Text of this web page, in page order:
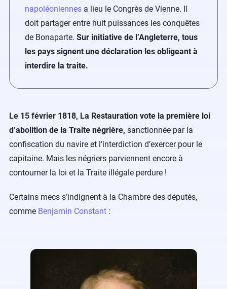
napoléoniennes a lieu le Congrès de Vienne. Il
doit partager entre huit puissances les conquêtes
de Bonaparte. Sur initiative de l’Angleterre, tous
les pays signent une déclaration les obligeant à
interdire la traite.
Le 15 février 1818, La Restauration vote la première loi
d’abolition de la Traite négrière, sanctionnée par la
confiscation du navire et l’interdiction d’exercer pour le
capitaine. Mais les négriers parviennent encore à
contourner la loi et la Traite illégale perdure !
Certains mecs s’indignent à la Chambre des députés,
comme Benjamin Constant :